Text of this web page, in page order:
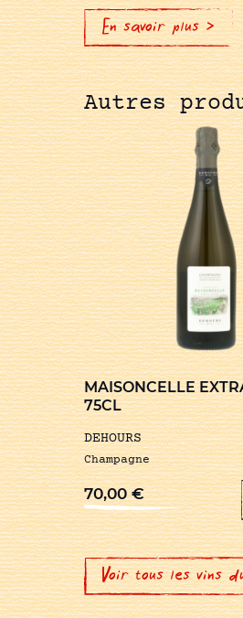
En savoir plus >
Autres
MAISONCELLE
75CL
DEHOURS
Champagne
70,00€
Voir tous les vins